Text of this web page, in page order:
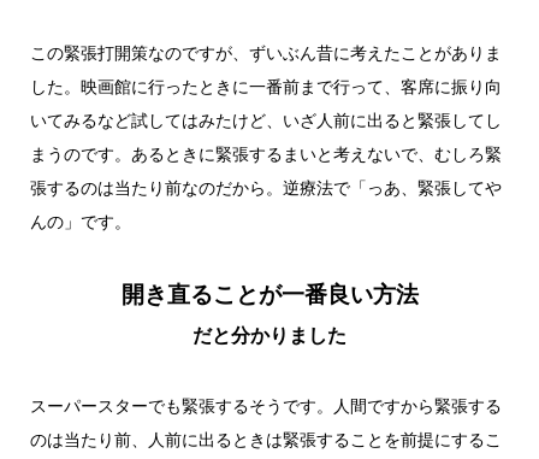
この緊張打開策なのですが、ずいぶん昔に考えたことがありま
した。映画館に行ったときに一番前まで行って、客席に振り向
いてみるなど試してはみたけど、いざ人前に出ると緊張してし
まうのです。あるときに緊張するまいと考えないで、むしろ緊
張するのは当たり前なのだから。逆療法で「っあ、緊張してや
んの」です。
開き直ることが一番良い方法
だと分かりました
スーパースターでも緊張するそうです。人間ですから緊張する
のは当たり前、人前に出るときは緊張することを前提にするこ